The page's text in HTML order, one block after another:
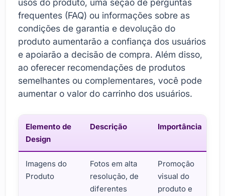
usos do produto, uma seção de perguntas
frequentes (FAQ) ou informações sobre as
condições de garantia e devolução do
produto aumentarão a confiança dos usuários
e apoiarão a decisão de compra. Além disso,
ao oferecer recomendações de produtos
semelhantes ou complementares, você pode
aumentar o valor do carrinho dos usuários.
Elemento de
Design
Descrição Importância
Imagens do
Produto
Fotos em alta
resolução, de
diferentes
Promoção
visual do
produto e